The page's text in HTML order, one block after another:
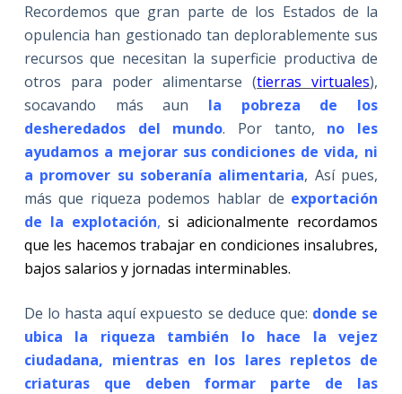
Recordemos que gran parte de los Estados de la
opulencia han gestionado tan deplorablemente sus
recursos que necesitan la superficie productiva de
otros para poder alimentarse (tierras virtuales),
socavando más aun la pobreza de los
desheredados del mundo. Por tanto, no les
ayudamos a mejorar sus condiciones de vida, ni
a promover su soberanía alimentaria, Así pues,
más que riqueza podemos hablar de exportación
de la explotación,si adicionalmente recordamos
que les hacemos trabajar en condiciones insalubres,
bajos salarios y jornadas interminables.
De lo hasta aquí expuesto se deduce que: donde se
ubica la riqueza también lo hace la vejez
ciudadana, mientras en los lares repletos de
criaturas que deben formar parte de las